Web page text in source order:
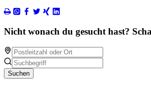
Nicht wonach du gesucht hast?
Suchen